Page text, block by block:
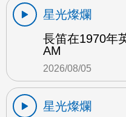
星光燦爛
長笛在1970年
AM
2026/08/05
星光燦爛